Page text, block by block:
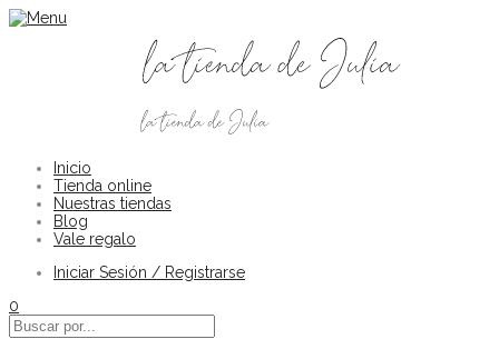
Inicio
Tienda online
Nuestras tiendas
Blog
Vale regalo
Iniciar Sesión / Registrarse
0